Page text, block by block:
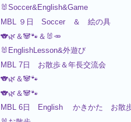
🐰Soccer&English&Game
MBL ９日 Soccer ＆ 絵の具
🐨🌿＆🐼🐾＆🐰🥕
🐰EnglishLesson&外遊び
MBL 7日 お散歩＆年長交流会
🐨🌿＆🐼🐾
🐨🌿＆🐼🐾
MBL 6日 English かきかた お散